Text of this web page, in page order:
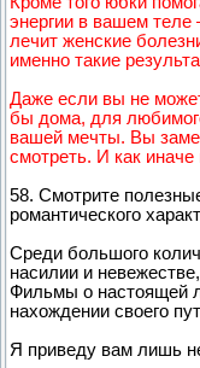
энергии в вашем
лечит женские
именно такие
Даже если вы не
бы дома, для
вашей мечты. Вы
смотреть. И как
58. Смотрите
романтического
Среди большого
насилии и
Фильмы о настоящей
нахождении своего
Я приведу вам лишь